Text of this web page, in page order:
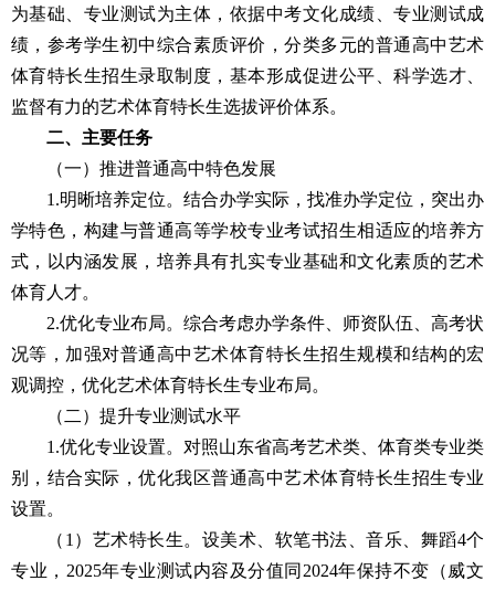
为基础、专业测试为主体，依据中考文化成绩、专业测试成
绩，参考学生初中综合素质评价，分类多元的普通高中艺术
体育特长生招生录取制度，基本形成促进公平、科学选才、
监督有力的艺术体育特长生选拔评价体系。
二、主要任务
（一）推进普通高中特色发展
1.明晰培养定位。结合办学实际，找准办学定位，突出办
学特色，构建与普通高等学校专业考试招生相适应的培养方
式，以内涵发展，培养具有扎实专业基础和文化素质的艺术
体育人才。
2.优化专业布局。综合考虑办学条件、师资队伍、高考状
况等，加强对普通高中艺术体育特长生招生规模和结构的宏
观调控，优化艺术体育特长生专业布局。
（二）提升专业测试水平
1.优化专业设置。对照山东省高考艺术类、体育类专业类
别，结合实际，优化我区普通高中艺术体育特长生招生专业
设置。
（1）艺术特长生。设美术、软笔书法、音乐、舞蹈4个
专业，2025年专业测试内容及分值同2024年保持不变（威文